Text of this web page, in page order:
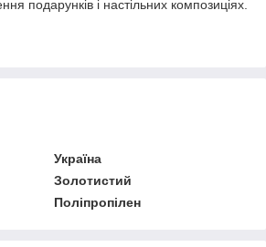
подарунків і настільних композиціях.
Україна
Золотистий
Поліпропілен